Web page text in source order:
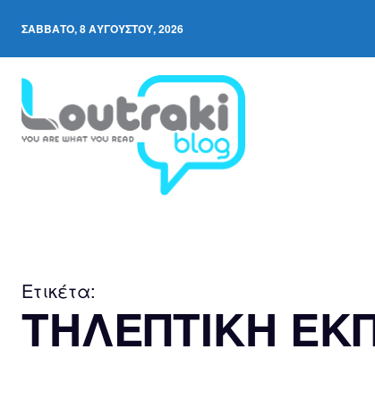
ΣΆΒΒΑΤΟ, 8 ΑΥΓΟΎΣΤΟΥ, 2026
Ετικέτα:
ΤΗΛΕΠΤΙΚΗ